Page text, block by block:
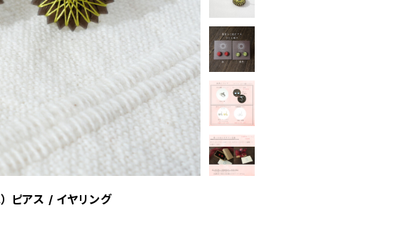
ピアス / イヤリング